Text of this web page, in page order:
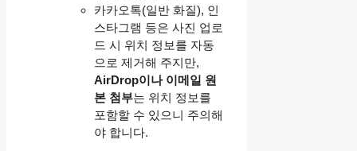
카카오톡(일반 화질), 인
스타그램 등은 사진 업로
드 시 위치 정보를 자동
으로 제거해 주지만,
AirDrop이나 이메일 원
본 첨부는 위치 정보를
포함할 수 있으니 주의해
야 합니다.